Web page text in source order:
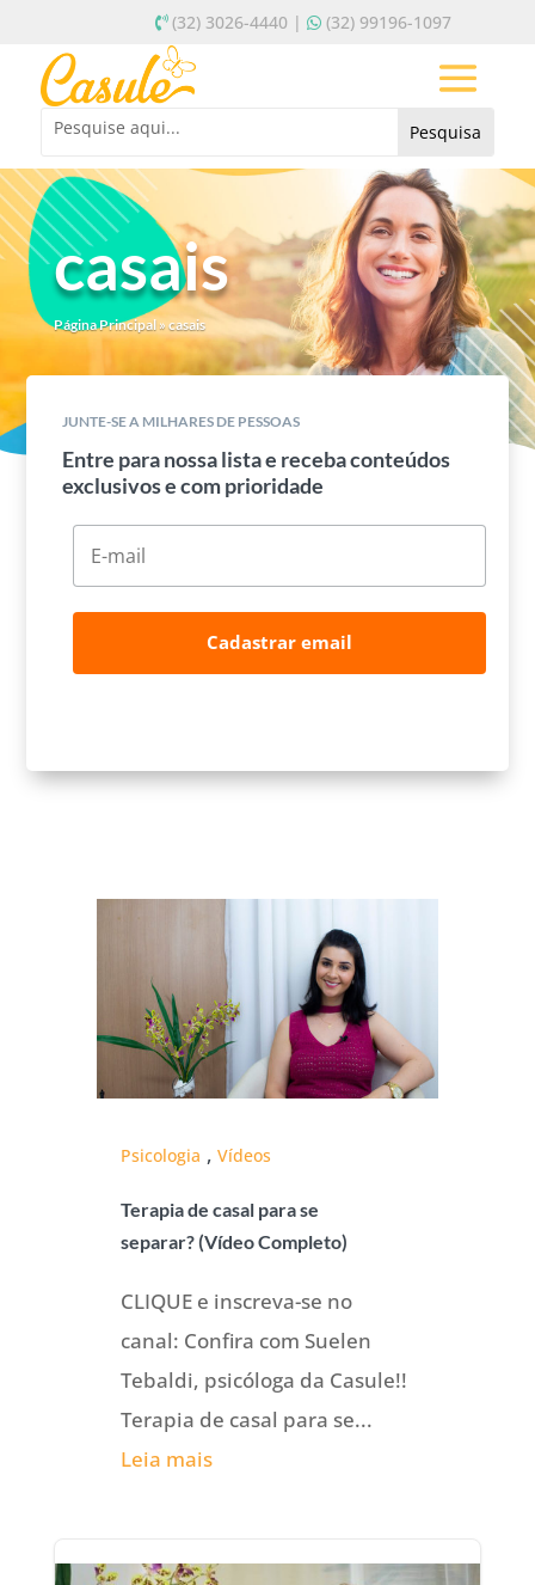
(32) 3026-4440 | (32) 99196-1097
casais
Página Principal» casais
JUNTE-SE A MILHARES DE PESSOAS
Entre para nossa lista e receba conteúdos
exclusivos e com prioridade
Cadastrar email
Psicologia , Vídeos
Terapia de casal para se
separar? (Vídeo Completo)
CLIQUE e inscreva-se no
canal: Confira com Suelen
Tebaldi, psicóloga da Casule!!
Terapia de casal para se...
Leia mais